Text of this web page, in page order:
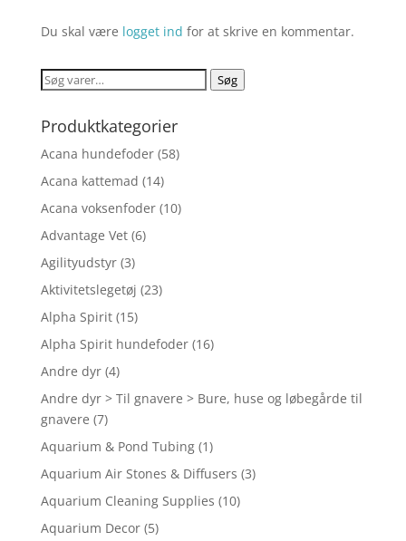
Du skal være logget ind for at skrive en kommentar.
Søg
Søg
Produktkategorier
Acana hundefoder (58)
Acana kattemad (14)
Acana voksenfoder (10)
Advantage Vet (6)
Agilityudstyr (3)
Aktivitetslegetøj (23)
Alpha Spirit (15)
Alpha Spirit hundefoder (16)
Andre dyr (4)
Andre dyr > Til gnavere > Bure, huse og løbegårde til
gnavere (7)
Aquarium & Pond Tubing (1)
Aquarium Air Stones & Diffusers (3)
Aquarium Cleaning Supplies (10)
Aquarium Decor (5)